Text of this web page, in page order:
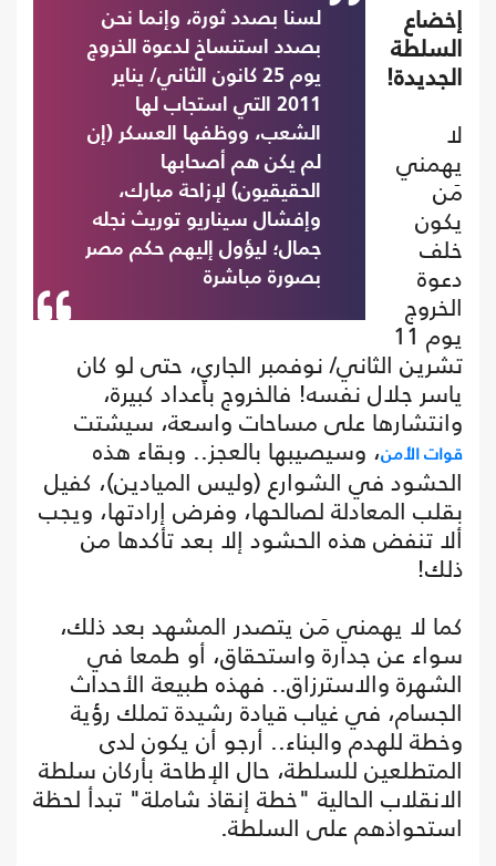
لسنا بصدد ثورة، وإنما نحن
بصدد استنساخ لدعوة الخروج
يوم 25 كانون الثاني/ يناير
2011 التي استجاب لها
الشعب، ووظفها العسكر (إن
لم يكن هم أصحابها
الحقيقيون) لإزاحة مبارك،
وإفشال سيناريو توريث نجله
جمال؛ ليؤول إليهم حكم مصر
بصورة مباشرة
إخضاع
السلطة
الجديدة!
لا
يهمني
مَن
يكون
خلف
دعوة
الخروج
يوم 11
تشرين الثاني/ نوفمبر الجاري، حتى لو كان
ياسر جلال نفسه! فالخروج بأعداد كبيرة،
وانتشارها على مساحات واسعة، سيشتت
قوات الأمن، وسيصيبها بالعجز.. وبقاء هذه
الحشود في الشوارع (وليس الميادين)، كفيل
بقلب المعادلة لصالحها، وفرض إرادتها، ويجب
ألا تنفض هذه الحشود إلا بعد تأكدها من
ذلك!
كما لا يهمني مَن يتصدر المشهد بعد ذلك،
سواء عن جدارة واستحقاق، أو طمعا في
الشهرة والاسترزاق.. فهذه طبيعة الأحداث
الجسام، في غياب قيادة رشيدة تملك رؤية
وخطة للهدم والبناء.. أرجو أن يكون لدى
المتطلعين للسلطة، حال الإطاحة بأركان سلطة
الانقلاب الحالية "خطة إنقاذ شاملة" تبدأ لحظة
استحواذهم على السلطة.